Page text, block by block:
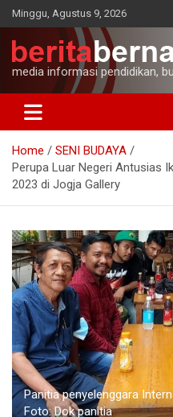
Skip
to
content
Minggu, Agustus 9, 2026
media informasi pendidikan,
Home
SENI BUDAYA
Perupa Luar Negeri Antusias
2023 di Jogja Gallery
Panitia penyelenggara
Foto: Dok panitia